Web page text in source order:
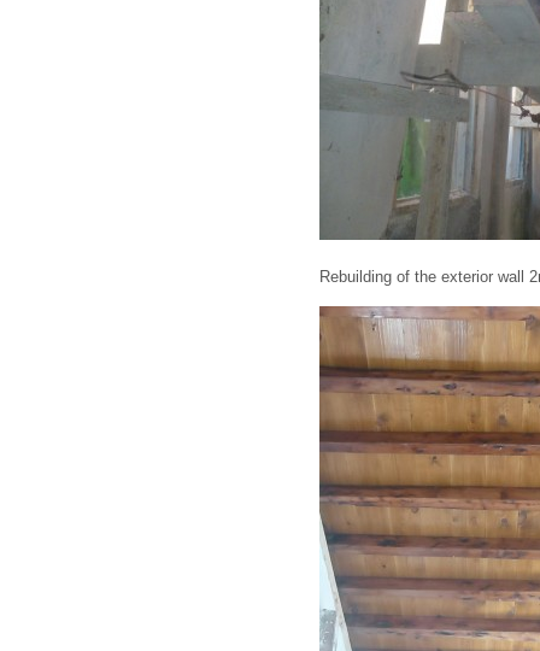
Rebuilding of the exterior wall